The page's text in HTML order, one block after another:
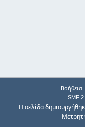
Βοήθεια
SMF
Η σελίδα